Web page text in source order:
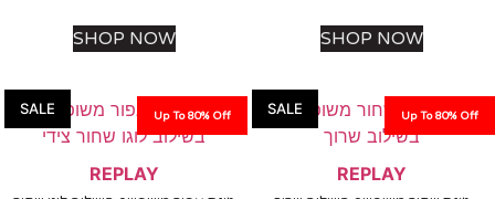
SHOP NOW
SHOP NOW
SALE Up To
REPLAY
SALE Up To 80% Off
REPLAY